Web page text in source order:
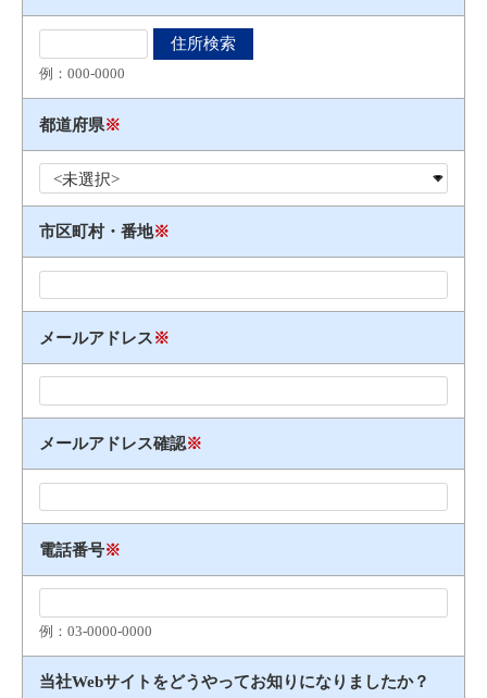
例：000​-​0000
都道府県※
市区町村・番地※
メールアドレス※
メールアドレス確認※
電話番号※
例：03​-​0000​-​0000
当社Webサイトをどうやってお知りになりましたか？